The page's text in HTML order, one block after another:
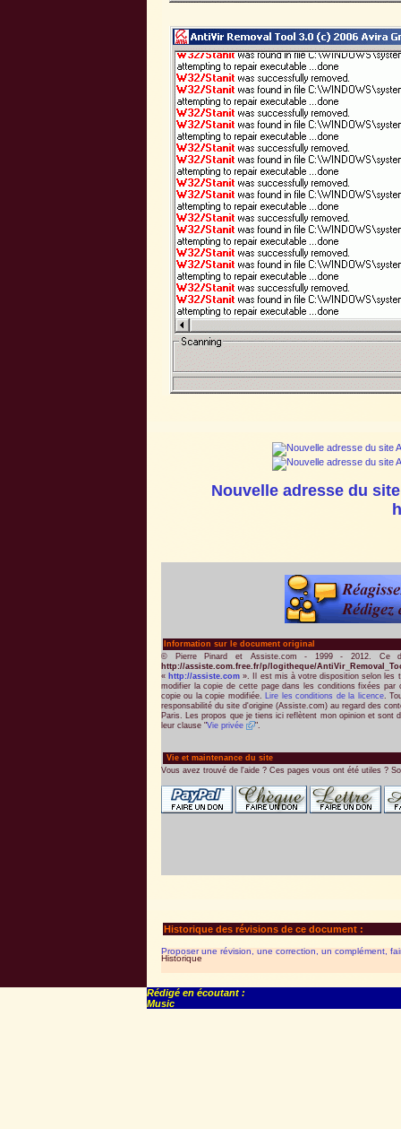
Nouvelle adresse du
Information sur le document original
© Pierre Pinard et Assiste.com - 1999 - 2012. Ce
http://assiste.com.free.fr/p/logitheque/
« http://assiste.com ». Il est mis à votre disposition selon les
modifier la copie de cette page dans les conditions fixées
copie ou la copie modifiée. Lire les conditions de la licence.
responsabilité du site d'origine (Assiste.com) au regard des
Paris. Les propos que je tiens ici reflètent mon opinion et
leur clause "Vie privée ".
Vie et maintenance du site
Vous avez trouvé de l'aide ? Ces pages vous ont été utiles ?
Historique des révisions de ce document :
Proposer une révision, une correction, un complément,
Historique
Rédigé en écoutant :
Music